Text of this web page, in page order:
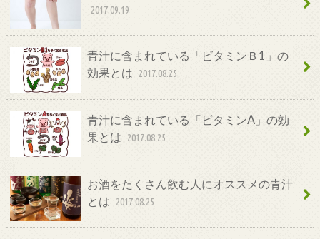
2017.09.19
青汁に含まれている「ビタミンＢ1」の
効果とは 2017.08.25
青汁に含まれている「ビタミンA」の効
果とは 2017.08.25
お酒をたくさん飲む人にオススメの青汁
とは 2017.08.25